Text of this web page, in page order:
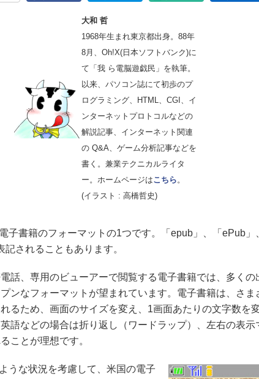
大和 哲
1968年生まれ東京都出身。88年
8月、Oh!X(日本ソフトバンク)に
て「我 ら電脳遊戯民」を執筆。
以来、パソコン誌にて初歩のプ
ログラミング、HTML、CGI、イ
ンターネットプロトコルなどの
解説記事、インターネット関連
の Q&A、ゲーム分析記事などを
書く。兼業テクニカルライタ
ー。ホームページはこちら。
(イラスト : 高橋哲史)
書籍のフォーマットの1つです。「epub」、「ePub」
記されることもあります。
話、専用のビューアーで閲覧する電子書籍では、多くの
ンなフォーマットが望まれています。電子書籍は、さま
るため、画面のサイズを変え、1画面あたりの文字数を
語などの場合は折り返し（ワードラップ）、左右の表示
ことが理想です。
うな状況を考慮して、米国の電子